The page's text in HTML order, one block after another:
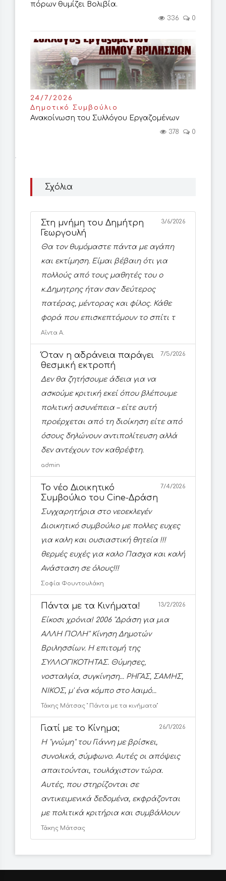
πόρων θυμίζει Βολιβία.
336 0
24/7/2026
Δημοτικό Συμβούλιο
Ανακοίνωση του Συλλόγου Εργαζομένων
378 0
Σχόλια
Στη μνήμη του Δημήτρη
Γεωργουλή
3/6/2026
Θα τον θυμόμαστε πάντα με αγάπη
και εκτίμηση. Είμαι βέβαιη ότι για
πολλούς από τους μαθητές του ο
κ.Δημητρης ήταν σαν δεύτερος
πατέρας, μέντορας και φίλος. Κάθε
φορά που επισκεπτόμουν το σπίτι τ
Αΐντα Α.
Όταν η αδράνεια παράγει
θεσμική εκτροπή
7/5/2026
Δεν θα ζητήσουμε άδεια για να
ασκούμε κριτική εκεί όπου βλέπουμε
πολιτική ασυνέπεια – είτε αυτή
προέρχεται από τη διοίκηση είτε από
όσους δηλώνουν αντιπολίτευση αλλά
δεν αντέχουν τον καθρέφτη.
admin
Το νέο Διοικητικό
Συμβούλιο του Cine-Δράση
7/4/2026
Συγχαρητήρια στο νεοεκλεγέν
Διοικητικό συμβούλιο με πολλες ευχες
για καλη και ουσιαστική θητεία !!!
θερμές ευχές για καλο Πασχα και καλή
Ανάσταση σε όλους!!!
Σοφία Φουντουλάκη
Πάντα με τα Κινήματα! 13/2/2026
Είκοσι χρόνια! 2006 ''Δράση για μια
ΑΛΛΗ ΠΟΛΗ'' Κίνηση Δημοτών
Βριλησσίων. Η επιτομή της
ΣΥΛΛΟΓΙΚΟΤΗΤΑΣ. Θύμησες,
νοσταλγία, συγκίνηση... ΡΗΓΑΣ, ΣΑΜΗΣ,
ΝΙΚΟΣ, μ' ένα κόμπο στο λαιμό...
Τάκης Μάτσας '' Πάντα με τα κινήματα''
Γιατί με το Κίνημα; 26/1/2026
Η ''γνώμη'' του Γιάννη με βρίσκει,
συνολικά, σύμφωνο. Αυτές οι απόψεις
απαιτούνται, τουλάχιστον τώρα.
Αυτές, που στηρίζονται σε
αντικειμενικά δεδομένα, εκφράζονται
με πολιτικά κριτήρια και συμβάλλουν
Τάκης Μάτσας